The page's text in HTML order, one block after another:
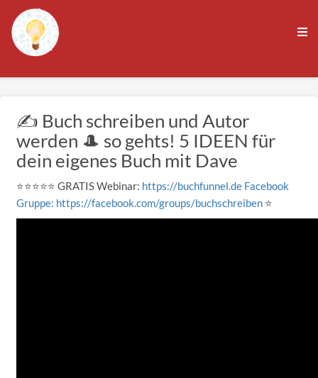
✍️ Buch schreiben und Autor
werden 🎩 so gehts! 5 IDEEN für
dein eigenes Buch mit Dave
⭐️⭐️⭐️⭐️⭐️ GRATIS Webinar: https://buchfunnel.de Facebook
Gruppe: https://facebook.com/groups/buchschreiben ⭐️